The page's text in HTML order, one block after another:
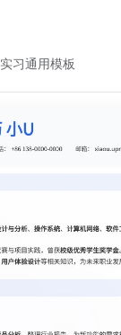
实习通用模板